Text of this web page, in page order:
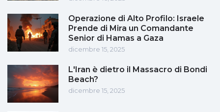
Operazione di Alto Profilo: Israele
Prende di Mira un Comandante
Senior di Hamas a Gaza
dicembre 15, 2025
L'Iran è dietro il Massacro di Bondi
Beach?
dicembre 15, 2025